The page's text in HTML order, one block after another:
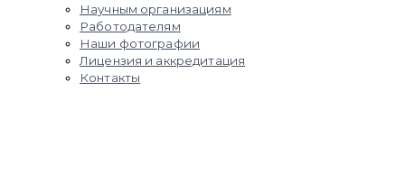
Научным организациям
Работодателям
Наши фотографии
Лицензия и аккредитация
Контакты